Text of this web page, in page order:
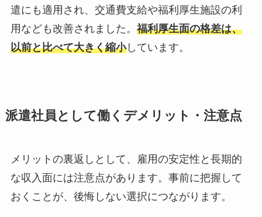
遣にも適用され、交通費支給や福利厚生施設の利
用なども改善されました。 福利厚生面の格差は、
以前と比べて大きく縮小しています。
派遣社員として働くデメリット・注意点
メリットの裏返しとして、雇用の安定性と長期的
な収入面には注意点があります。事前に把握して
おくことが、後悔しない選択につながります。